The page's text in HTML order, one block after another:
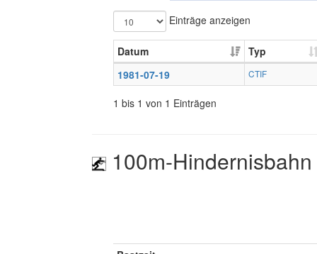
Einträge anzeigen
Datum
Typ
1981-07-19
CTIF
1 bis 1 von 1 Einträgen
100m-